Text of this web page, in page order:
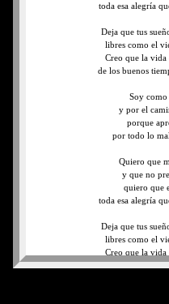
toda esa alegría
Deja que tus
libres como el
Creo que la vida
de los buenos
Soy como
y por el
porque
por todo lo
Quiero que
y que no
quiero que
toda esa alegría
Deja que tus
libres como el
Creo que la vida
de los buenos